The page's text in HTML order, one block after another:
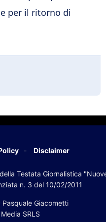
per il ritorno di
Disclaimer
Testata Giornalistica
n. 3 del 10/02/2011
Pasquale Giacometti
SRLS